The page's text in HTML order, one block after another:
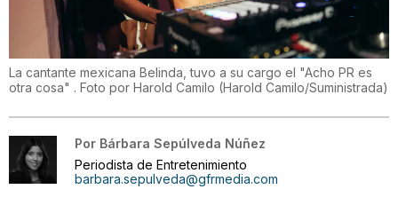
La cantante mexicana Belinda, tuvo a su cargo el "Acho PR es
otra cosa" . Foto por Harold Camilo (Harold Camilo/Suministrada)
Por Bárbara Sepúlveda Núñez
Periodista de Entretenimiento
barbara.sepulveda@gfrmedia.com